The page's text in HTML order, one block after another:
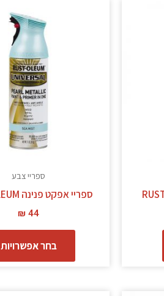
ספריי צבע
ספריי אפקט פנינה RUSTOLEUM
₪ 44
בחר אפשרויות